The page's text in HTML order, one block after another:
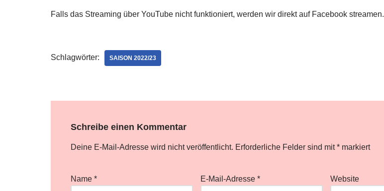
Falls das Streaming über YouTube nicht funktioniert, werden wir direkt auf Facebook streamen.
Schlagwörter: SAISON 2022/23
Schreibe einen Kommentar
Deine E-Mail-Adresse wird nicht veröffentlicht. Erforderliche Felder sind mit* markiert
Name * E-Mail-Adresse * Website